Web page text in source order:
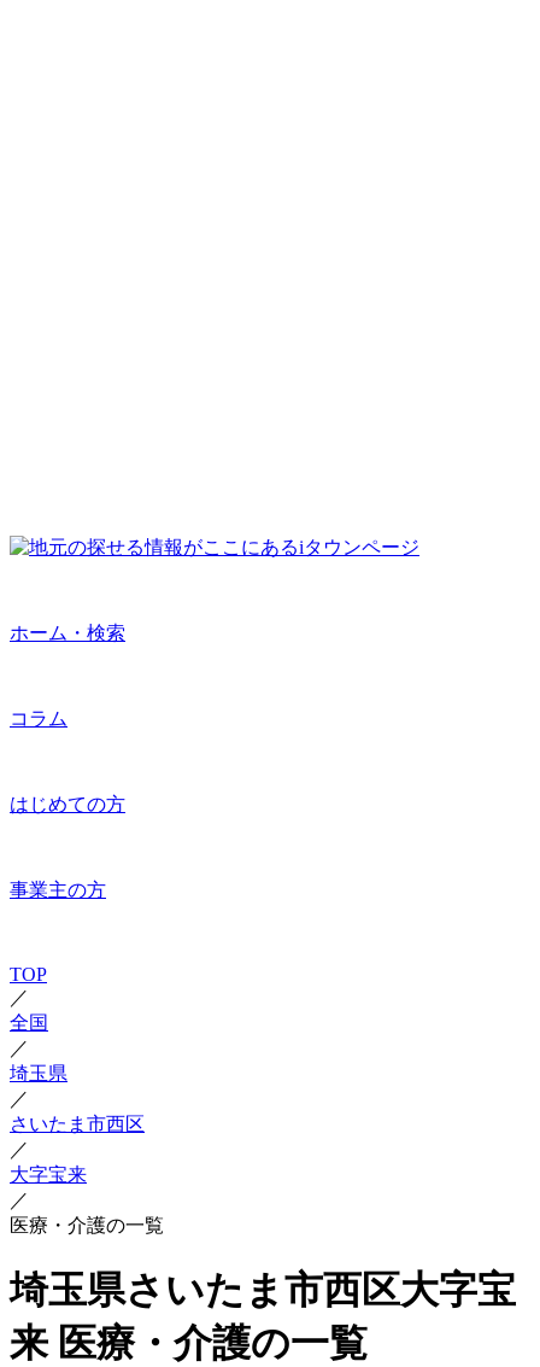
ホーム・検索
コラム
はじめての方
事業主の方
TOP
／
全国
／
埼玉県
／
さいたま市西区
／
大字宝来
／
医療・介護の一覧
埼玉県さいたま市西区大字宝
来 医療・介護の一覧